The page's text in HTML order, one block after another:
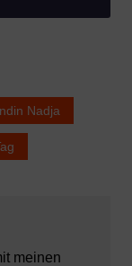
Nadja
meinen